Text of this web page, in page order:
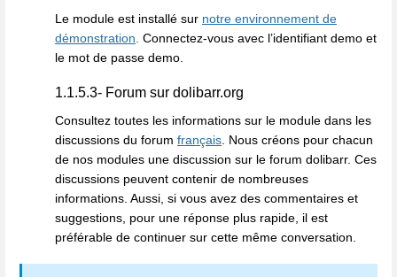
Le module est installé sur notre environnement de
démonstration Connectez-vous avec l’identifiant demo et
le mot de passe demo.
1.1.5.3- Forum sur dolibarr.org
Consultez toutes les informations sur le module dans les
discussions du forum français . Nous créons pour chacun
de nos modules une discussion sur le forum dolibarr. Ces
discussions peuvent contenir de nombreuses
informations. Aussi, si vous avez des commentaires et
suggestions, pour une réponse plus rapide, il est
préférable de continuer sur cette même conversation.